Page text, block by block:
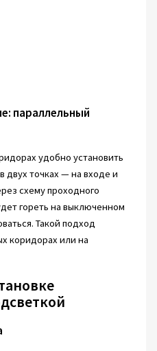
параллельный
удобно установить
двух точках — на входе и
схему проходного
гореть на выключенном
Такой подход
коридорах или на